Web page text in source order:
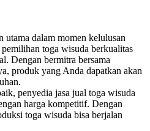
utama dalam momen kelulusan
toga wisuda berkualitas
Dengan bermitra bersama
produk yang Anda dapatkan akan
penyedia jasa jual toga wisuda
harga kompetitif. Dengan
toga wisuda bisa berjalan